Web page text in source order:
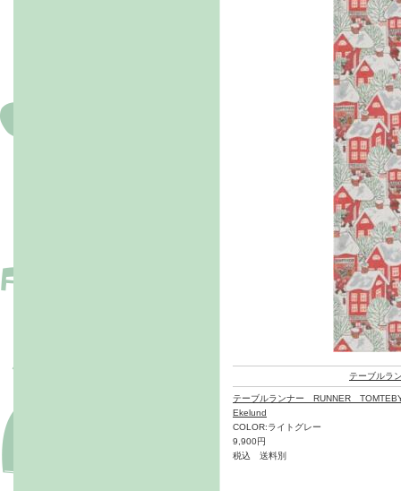
テーブルラ
テーブルランナー RUNNER
Ekelund
COLOR:ライトグレー
9,900円
税込 送料別